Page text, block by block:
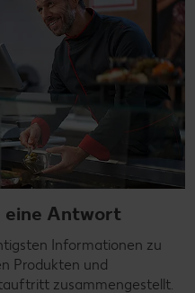
eine Antwort
Informationen zu
Produkten und
zusammengestellt.